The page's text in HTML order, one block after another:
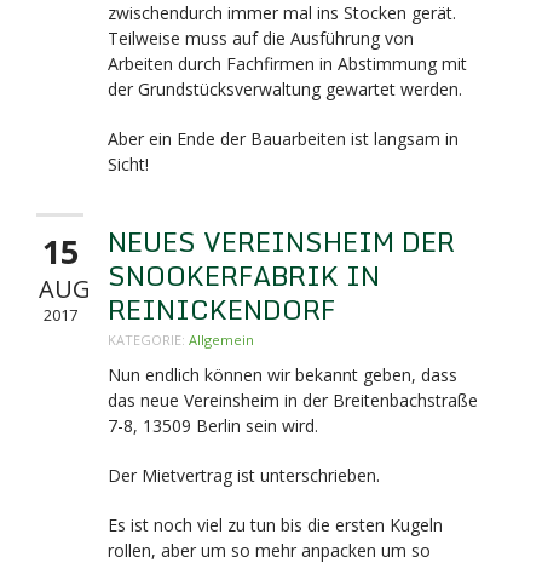
zwischendurch immer mal ins Stocken gerät.
Teilweise muss auf die Ausführung von
Arbeiten durch Fachfirmen in Abstimmung mit
der Grundstücksverwaltung gewartet werden.
Aber ein Ende der Bauarbeiten ist langsam in
Sicht!
15
AUG
2017
NEUES VEREINSHEIM DER
SNOOKERFABRIK IN
REINICKENDORF
KATEGORIE: Allgemein
Nun endlich können wir bekannt geben, dass
das neue Vereinsheim in der Breitenbachstraße
7-8, 13509 Berlin sein wird.
Der Mietvertrag ist unterschrieben.
Es ist noch viel zu tun bis die ersten Kugeln
rollen, aber um so mehr anpacken um so